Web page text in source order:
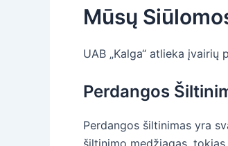
Mūsų
UAB „Kalga“ atlieka
Perdangos
Perdangos šiltinimas yra
šiltinimo medžiagas,